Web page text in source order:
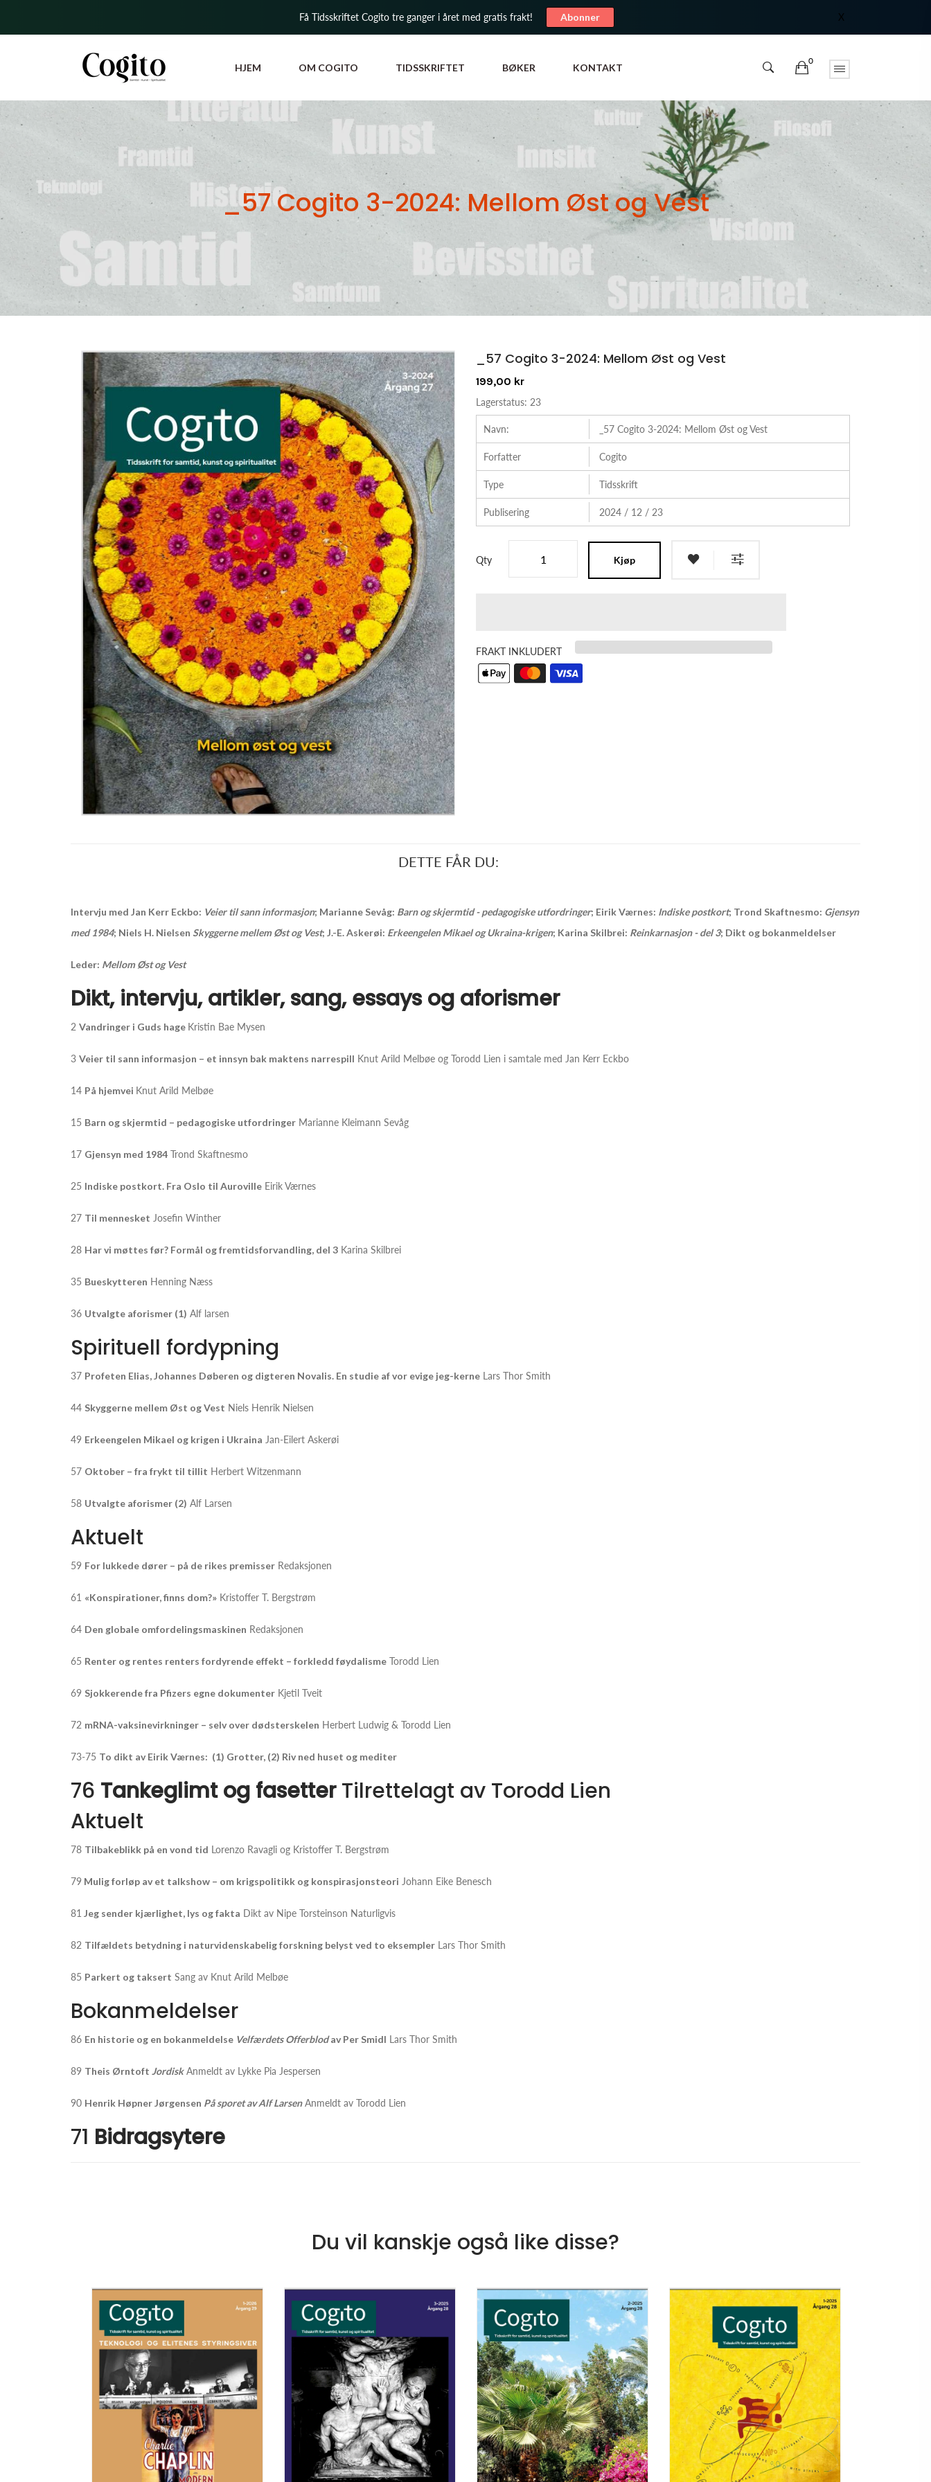
Få Tidsskriftet Cogito tre ganger i året med gratis frakt! Abonner X
HJEM OM COGITO TIDSSKRIFTET BØKER KONTAKT
0
_57 Cogito 3-2024: Mellom Øst og Vest
_57 Cogito 3-2024: Mellom Øst og Vest
199,00 kr
Lagerstatus: 23
Navn: _57 Cogito 3-2024: Mellom Øst og Vest
Forfatter Cogito
Type Tidsskrift
Publisering 2024 / 12 / 23
Qty Kjøp
FRAKT INKLUDERT
DETTE FÅR DU:
Intervju med Jan Kerr Eckbo: Veier til sann informasjon; Marianne Sevåg: Barn og skjermtid - pedagogiske utfordringer; Eirik Værnes: Indiske postkort; Trond Skaftnesmo: Gjensyn
med 1984; Niels H. Nielsen Skyggerne mellem Øst og Vest; J.-E. Askerøi: Erkeengelen Mikael og Ukraina-krigen; Karina Skilbrei: Reinkarnasjon - del 3; Dikt og bokanmeldelser
Leder: Mellom Øst og Vest
Dikt, intervju, artikler, sang, essays og aforismer
2 Vandringer i Guds hage Kristin Bae Mysen
3 Veier til sann informasjon – et innsyn bak maktens narrespill Knut Arild Melbøe og Torodd Lien i samtale med Jan Kerr Eckbo
14 På hjemvei Knut Arild Melbøe
15 Barn og skjermtid – pedagogiske utfordringer Marianne Kleimann Sevåg
17 Gjensyn med 1984 Trond Skaftnesmo
25 Indiske postkort. Fra Oslo til Auroville Eirik Værnes
27 Til mennesket Josefin Winther
28 Har vi møttes før? Formål og fremtidsforvandling, del 3 Karina Skilbrei
35 Bueskytteren Henning Næss
36 Utvalgte aforismer (1) Alf larsen
Spirituell fordypning
37 Profeten Elias, Johannes Døberen og digteren Novalis. En studie af vor evige jeg-kerne Lars Thor Smith
44 Skyggerne mellem Øst og Vest Niels Henrik Nielsen
49 Erkeengelen Mikael og krigen i Ukraina Jan-Eilert Askerøi
57 Oktober – fra frykt til tillit Herbert Witzenmann
58 Utvalgte aforismer (2) Alf Larsen
Aktuelt
59 For lukkede dører – på de rikes premisser Redaksjonen
61 «Konspirationer, finns dom?» Kristoffer T. Bergstrøm
64 Den globale omfordelingsmaskinen Redaksjonen
65 Renter og rentes renters fordyrende effekt – forkledd føydalisme Torodd Lien
69 Sjokkerende fra Pfizers egne dokumenter Kjetil Tveit
72 mRNA-vaksinevirkninger – selv over dødsterskelen Herbert Ludwig & Torodd Lien
73-75 To dikt av Eirik Værnes: (1) Grotter, (2) Riv ned huset og mediter
76 Tankeglimt og fasetterTilrettelagt av Torodd Lien
Aktuelt
78 Tilbakeblikk på en vond tid Lorenzo Ravagli og Kristoffer T. Bergstrøm
79 Mulig forløp av et talkshow – om krigspolitikk og konspirasjonsteori Johann Eike Benesch
81 Jeg sender kjærlighet, lys og fakta Dikt av Nipe Torsteinson Naturligvis
82 Tilfældets betydning i naturvidenskabelig forskning belyst ved to eksempler Lars Thor Smith
85 Parkert og taksert Sang av Knut Arild Melbøe
Bokanmeldelser
86 En historie og en bokanmeldelse Velfærdets Offerblodav Per Smidl Lars Thor Smith
89 Theis Ørntoft JordiskAnmeldt av Lykke Pia Jespersen
90 Henrik Høpner Jørgensen På sporet av Alf LarsenAnmeldt av Torodd Lien
71 Bidragsytere
Du vil kanskje også like disse?